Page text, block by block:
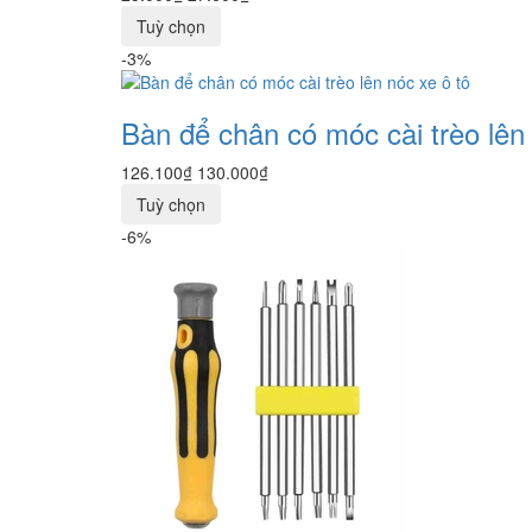
Tuỳ chọn
-3%
Bàn để chân có móc cài trèo
126.100₫ 130.000₫
Tuỳ chọn
-6%